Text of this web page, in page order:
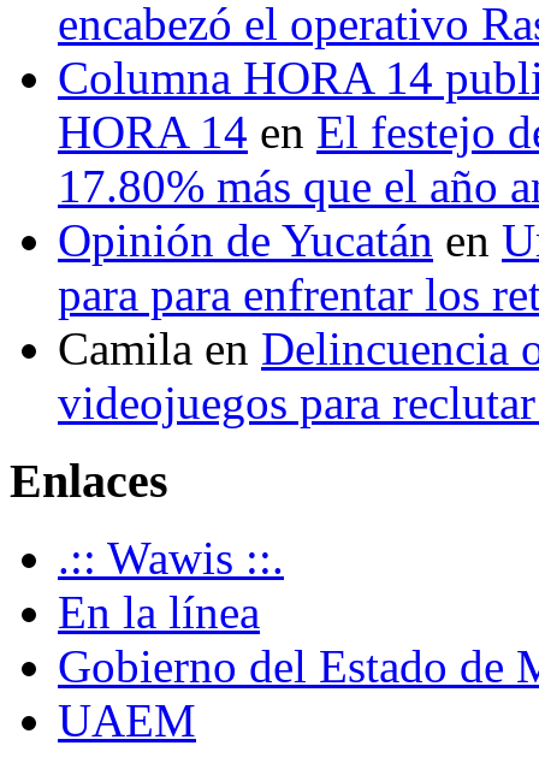
encabezó el operativo
Columna HORA 14
HORA 14 en El festejo
17.80% más que el año
Opinión de Yucatán en
para para enfrentar los
Camila en Delincuencia
videojuegos para
Enlaces
.:: Wawis ::.
En la línea
Gobierno del Estado de
UAEM